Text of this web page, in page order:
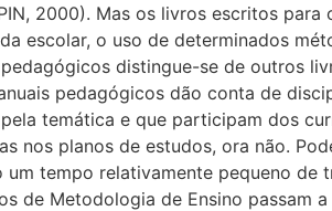
2000). Mas os livros escritos
escolar, o uso de determinados
distingue-se de outros
pedagógicos dão conta de
temática e que participam dos
nos planos de estudos, ora não.
tempo relativamente pequeno
de Metodologia de Ensino passam